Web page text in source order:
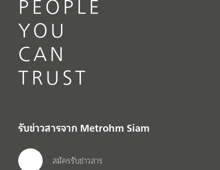
YOU
CAN
TRUST
รับข่าวสารจาก Metrohm Siam
สมัครรับข่าวสาร